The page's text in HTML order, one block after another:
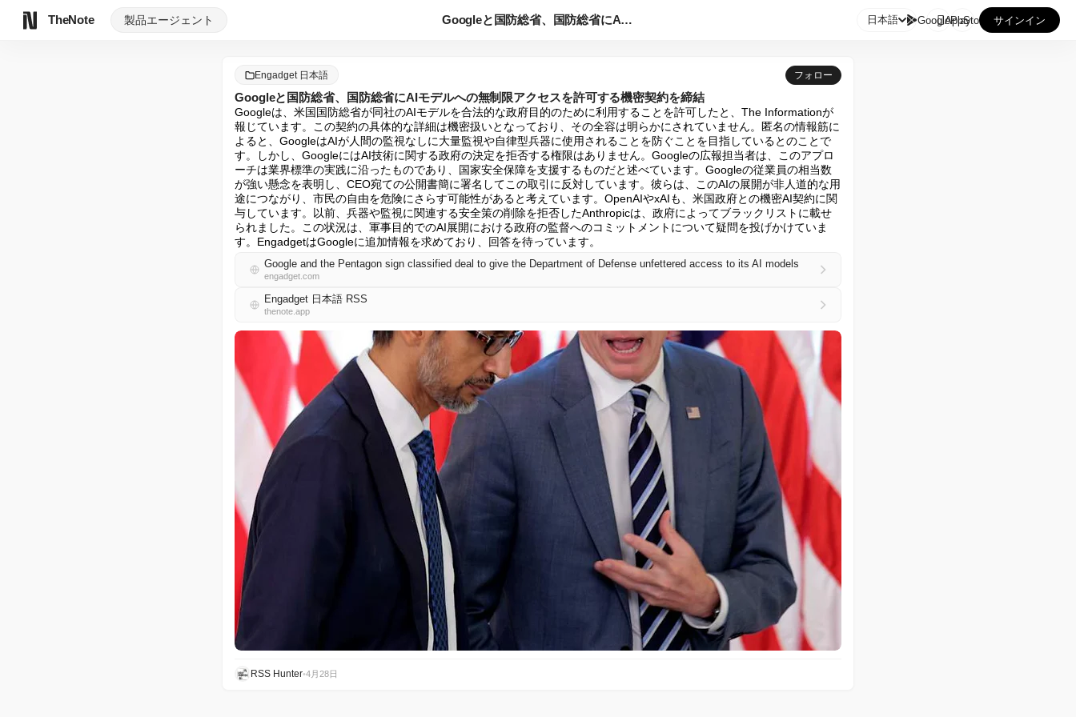
TheNote 製品エージェント Googleと国防総省、国防総省にAIモデルへの無制限アクセ... 日本語 GooglePlay
AppStore サインイン
Engadget 日本語 フォロー
Googleと国防総省、国防総省にAIモデルへの無制限アクセスを許可する機密契約を締結
Googleは、米国国防総省が同社のAIモデルを合法的な政府目的のために利用することを許可したと、The Informationが
報じています。この契約の具体的な詳細は機密扱いとなっており、その全容は明らかにされていません。匿名の情報筋に
よると、GoogleはAIが人間の監視なしに大量監視や自律型兵器に使用されることを防ぐことを目指しているとのことで
す。しかし、GoogleにはAI技術に関する政府の決定を拒否する権限はありません。Googleの広報担当者は、このアプロ
ーチは業界標準の実践に沿ったものであり、国家安全保障を支援するものだと述べています。Googleの従業員の相当数
が強い懸念を表明し、CEO宛ての公開書簡に署名してこの取引に反対しています。彼らは、このAIの展開が非人道的な用
途につながり、市民の自由を危険にさらす可能性があると考えています。OpenAIやxAIも、米国政府との機密AI契約に関
与しています。以前、兵器や監視に関連する安全策の削除を拒否したAnthropicは、政府によってブラックリストに載せ
られました。この状況は、軍事目的でのAI展開における政府の監督へのコミットメントについて疑問を投げかけていま
す。EngadgetはGoogleに追加情報を求めており、回答を待っています。
Google and the Pentagon sign classified deal to give the Department of Defense unfettered access to its AI models
engadget.com
Engadget 日本語 RSS
thenote.app
RSS Hunter•4月28日